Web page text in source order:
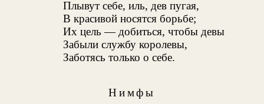
Плывут себе, иль, дев пугая,
В красивой носятся борьбе;
Их цель — добиться, чтобы девы
Забыли службу королевы,
Заботясь только о себе.
Нимфы